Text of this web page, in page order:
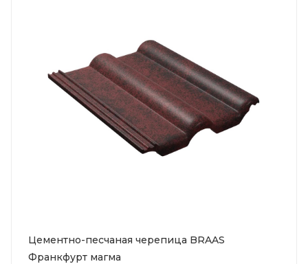
Цементно-песчаная черепица BRAAS
Франкфурт магма